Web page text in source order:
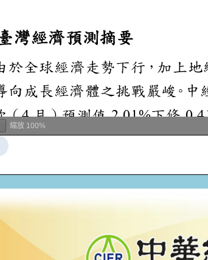
縮放 100%